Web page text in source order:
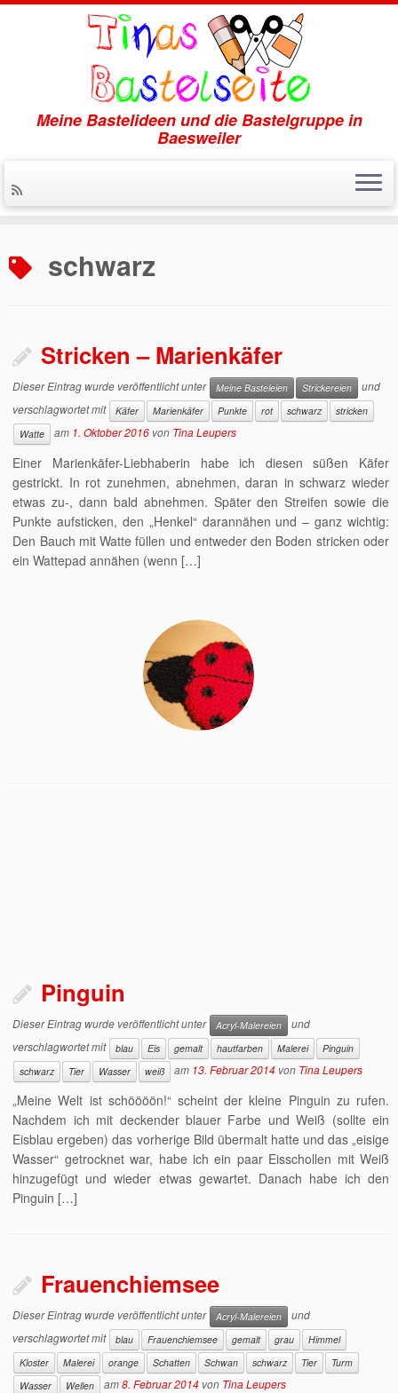
Inhalt
springen
Meine Bastelideen und die Bastelgruppe in
Baesweiler
schwarz
Stricken – Marienkäfer
Dieser Eintrag wurde veröffentlicht unter Meine Basteleien Strickereien
und
verschlagwortet mit
Käfer Marienkäfer Punkte rot schwarz
stricken
Watte
am 1. Oktober 2016 von Tina Leupers
Einer Marienkäfer-Liebhaberin habe ich diesen süßen Käfer
gestrickt. In rot zunehmen, abnehmen, daran in schwarz wieder
etwas zu-, dann bald abnehmen. Später den Streifen sowie die
Punkte aufsticken, den „Henkel“ darannähen und – ganz wichtig:
Den Bauch mit Watte füllen und entweder den Boden stricken oder
ein Wattepad annähen (wenn […]
Pinguin
Dieser Eintrag wurde veröffentlicht unter Acryl-Malereien
und
verschlagwortet mit
blau Eis gemalt hautfarben Malerei
Pinguin
schwarz
Tier Wasser weiß am 13. Februar 2014 von Tina Leupers
„Meine Welt ist schöööön!“ scheint der kleine Pinguin zu rufen.
Nachdem ich mit deckender blauer Farbe und Weiß (sollte ein
Eisblau ergeben) das vorherige Bild übermalt hatte und das „eisige
Wasser“ getrocknet war, habe ich ein paar Eisschollen mit Weiß
hinzugefügt und wieder etwas gewartet. Danach habe ich den
Pinguin […]
Frauenchiemsee
Dieser Eintrag wurde veröffentlicht unter Acryl-Malereien
und
verschlagwortet mit
blau Frauenchiemsee gemalt grau
Himmel
Kloster
Malerei orange Schatten Schwan schwarz Tier
Turm
Wasser
Wellen am8. Februar 2014 von Tina Leupers